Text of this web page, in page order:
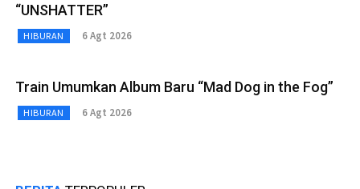
“UNSHATTER”
HIBURAN 6 Agt 2026
Train Umumkan Album Baru “Mad Dog in the Fog”
HIBURAN 6 Agt 2026